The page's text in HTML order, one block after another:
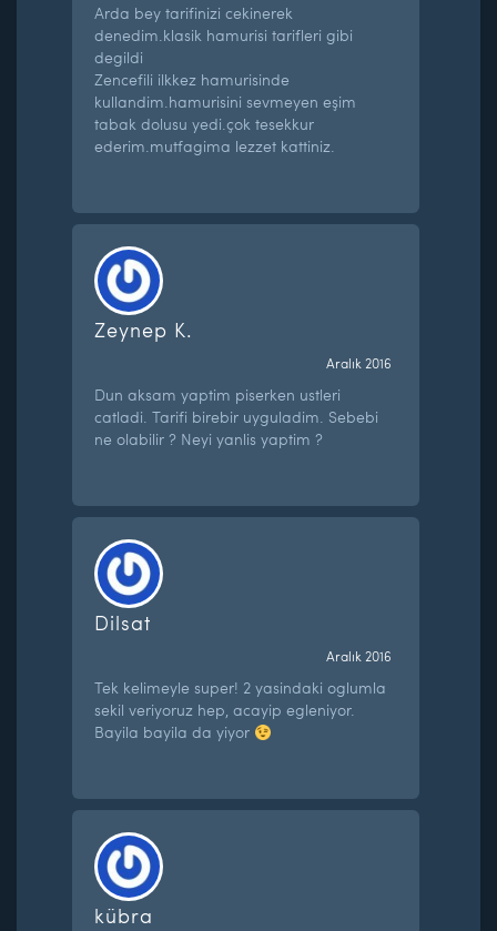
Arda bey tarifinizi cekinerek
denedim.klasik hamurisi tarifleri gibi
degildi
Zencefili ilkkez hamurisinde
kullandim.hamurisini sevmeyen eşim
tabak dolusu yedi.çok tesekkur
ederim.mutfagima lezzet kattiniz.
Zeynep K.
Aralık 2016
Dun aksam yaptim piserken ustleri
catladi. Tarifi birebir uyguladim. Sebebi
ne olabilir ? Neyi yanlis yaptim ?
Dilsat
Aralık 2016
Tek kelimeyle super! 2 yasindaki oglumla
sekil veriyoruz hep, acayip egleniyor.
Bayila bayila da yiyor
kübra